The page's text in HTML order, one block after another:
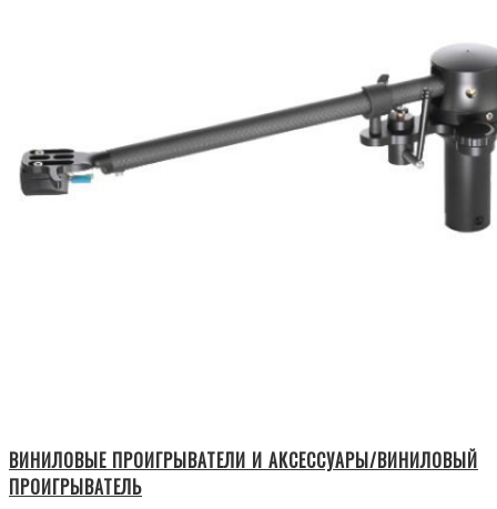
ВИНИЛОВЫЕ ПРОИГРЫВАТЕЛИ И АКСЕССУАРЫ/ВИНИЛОВЫЙ
ПРОИГРЫВАТЕЛЬ